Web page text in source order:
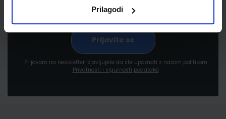
Prilagodi
Prijavom na newsletter izjavljujete da ste upoznati s našom politikom
Privatnosti i sigurnosti podataka